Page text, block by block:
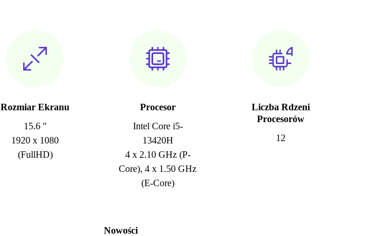
Rozmiar Ekranu
15.6 "
1920 x 1080
(FullHD)
Procesor
Intel Core i5-
13420H
4 x 2.10 GHz (P-
Core), 4 x 1.50 GHz
(E-Core)
Liczba Rdzeni
Procesorów
12
Nowości